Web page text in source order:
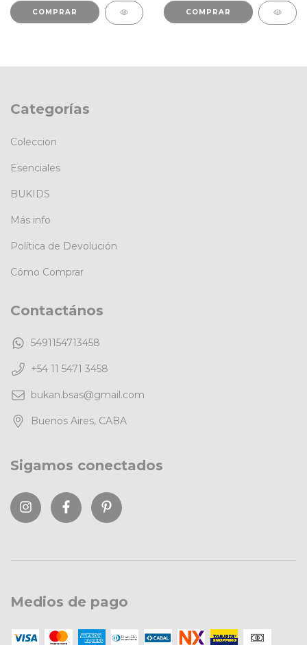
COMPRAR COMPRAR
Categorías
Coleccion
Esenciales
BUKIDS
Más info
Política de Devolución
Cómo Comprar
Contactános
5491154713458
+54 11 5471 3458
bukan.bsas@gmail.com
Buenos Aires, CABA
Sigamos conectados
Medios de pago